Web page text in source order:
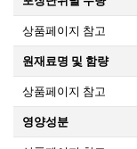
상품페이지 참고
원재료명 및 함량
상품페이지 참고
영양성분